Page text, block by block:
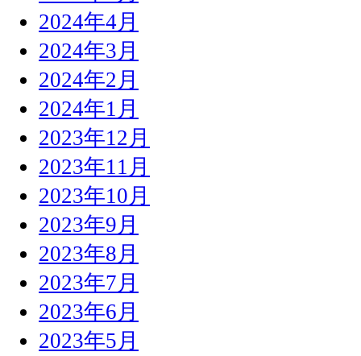
2024年4月
2024年3月
2024年2月
2024年1月
2023年12月
2023年11月
2023年10月
2023年9月
2023年8月
2023年7月
2023年6月
2023年5月